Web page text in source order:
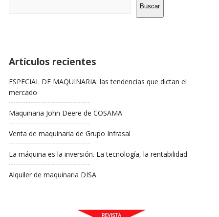
Lateral
Buscar
Artículos recientes
ESPECIAL DE MAQUINARIA: las tendencias que dictan el
mercado
Maquinaria John Deere de COSAMA
Venta de maquinaria de Grupo Infrasal
La máquina es la inversión. La tecnología, la rentabilidad
Alquiler de maquinaria DISA